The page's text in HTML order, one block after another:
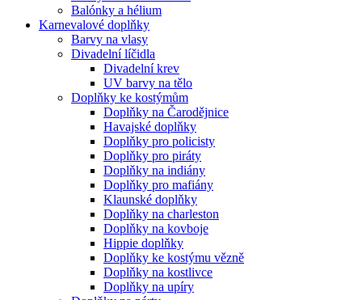
Balónky a hélium
Karnevalové doplňky
Barvy na vlasy
Divadelní líčidla
Divadelní krev
UV barvy na tělo
Doplňky ke kostýmům
Doplňky na Čarodějnice
Havajské doplňky
Doplňky pro policisty
Doplňky pro piráty
Doplňky na indiány
Doplňky pro mafiány
Klaunské doplňky
Doplňky na charleston
Doplňky na kovboje
Hippie doplňky
Doplňky ke kostýmu vězně
Doplňky na kostlivce
Doplňky na upíry